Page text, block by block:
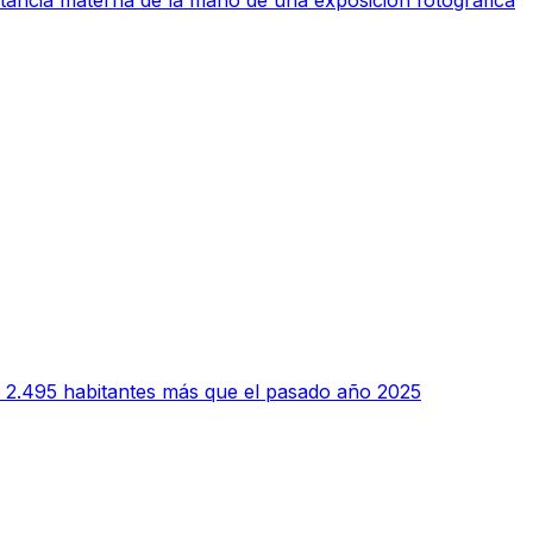
habitantes más que el pasado año 2025